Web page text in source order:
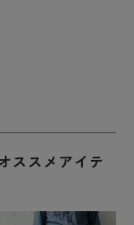
ススメアイテ